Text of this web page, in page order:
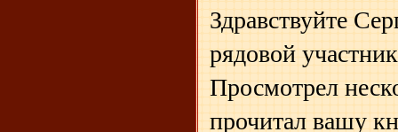
Здравствуйте
рядовой
Просмотрел
прочитал вашу